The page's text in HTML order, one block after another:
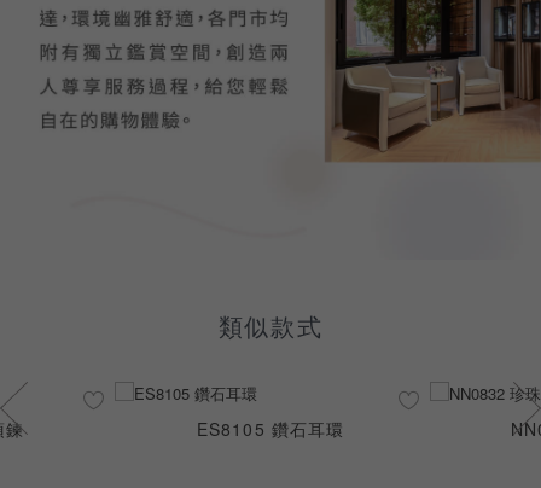
類似款式
鍊 ES8105 鑽石耳環